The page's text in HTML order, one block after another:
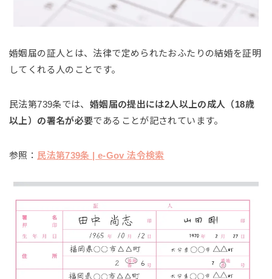
婚姻届の証人とは、法律で定められたおふたりの結婚を証明
してくれる人のことです。
民法第739条では、 婚姻届の提出には2人以上の成人（18歳
以上）の署名が必要であることが記されています。
参照： 民法第739条 | e-Gov 法令検索